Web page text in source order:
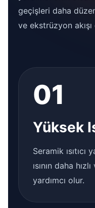
geçişleri daha
ve ekstrüzyon
01
Yüksek
Seramik ısıtıcı
ısının daha
yardımcı olur.